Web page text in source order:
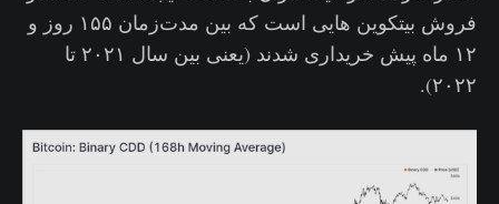
فروش بیتکوین هایی است که بین مدت‌زمان ۱۵۵ روز و
۱۲ ماه پیش خریداری شدند (یعنی بین سال ۲۰۲۱ تا
۲۰۲۲).